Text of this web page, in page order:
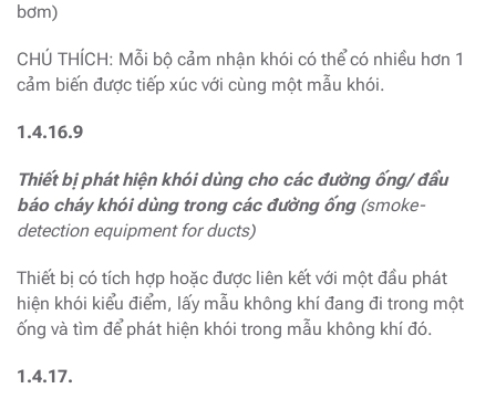
bơm)
CHÚ THÍCH: Mỗi bộ cảm nhận khói có thể có nhiều hơn 1
cảm biến được tiếp xúc với cùng một mẫu khói.
1.4.16.9
Thiết bị phát hiện khói dùng cho các đường ống/ đầu
báo cháy khói dùng trong các đường ống(smoke-
detection equipment for ducts)
Thiết bị có tích hợp hoặc được liên kết với một đầu phát
hiện khói kiểu điểm, lấy mẫu không khí đang đi trong một
ống và tìm để phát hiện khói trong mẫu không khí đó.
1.4.17.